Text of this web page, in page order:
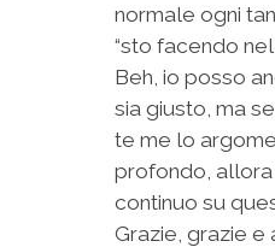
normale ogni
“sto facendo
Beh, io posso
sia giusto, ma
te me lo
profondo,
continuo su
Grazie, grazie e